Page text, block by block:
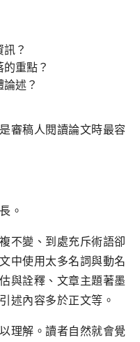
？
重點？
述？
審稿人閱讀論文時最容
。
不變、到處充斥術語卻
中使用太多名詞與動名
與詮釋、文章主題著墨
述內容多於正文等。
理解。讀者自然就會覺